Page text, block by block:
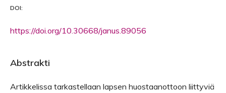
DOI:
https://doi.org/10.30668/janus.89056
Abstrakti
Artikkelissa tarkastellaan lapsen huostaanottoon liittyviä